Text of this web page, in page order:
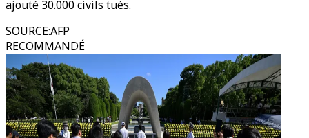
ajouté 30.000 civils tués.
SOURCE:AFP
RECOMMANDÉ